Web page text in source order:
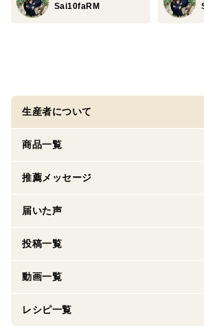
Sai10faRM
生産者について
商品一覧
推薦メッセージ
届いた声
投稿一覧
動画一覧
レシピ一覧